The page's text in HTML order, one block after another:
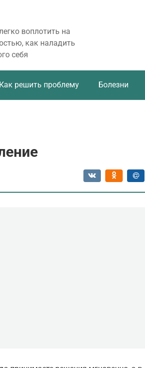
воплотить на
как наладить
себя
Как решить проблему Болезни